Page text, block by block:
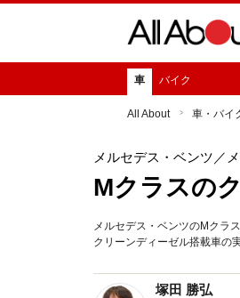
車 バイク
All About 車・バイ
メルセデス・ベンツ ／
Mクラスの
メルセデス・ベンツのMクラ
クリーンディーゼル搭載車の
塚田 勝弘